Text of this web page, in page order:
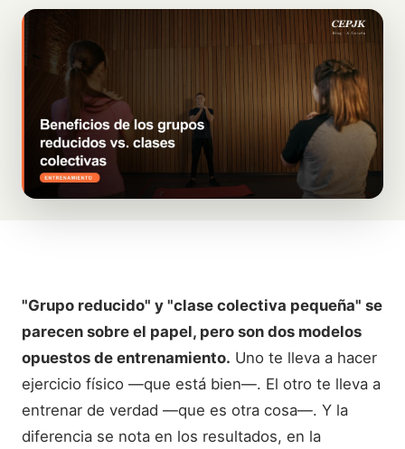
"Grupo reducido" y "clase colectiva pequeña" se
parecen sobre el papel, pero son dos modelos
opuestos de entrenamiento. Uno te lleva a hacer
ejercicio físico —que está bien—. El otro te lleva a
entrenar de verdad —que es otra cosa—. Y la
diferencia se nota en los resultados, en la